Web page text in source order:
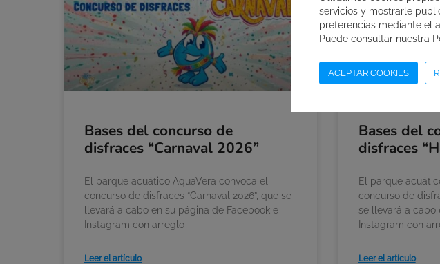
Bases del concurso de
disfraces “Carnaval 2026”
El parque acuático AquaVera convoca el
concurso de disfraces “Carnaval 2026”, que se
llevará a cabo en su página de Facebook e
Instagram con arreglo
Leer el artículo
Bases del
disfraces
El parque
concurso de
se llevará a cabo
Instagram con
Leer el artículo
servicios y mostrarle
preferencias mediante el
Puede consultar nuestra
ACEPTAR COOKIES